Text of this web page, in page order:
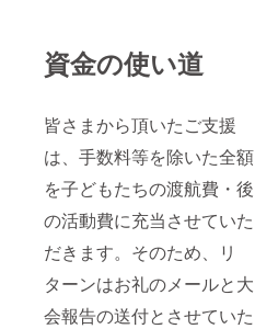
資金の使い道
皆さまから頂いたご支援
は、手数料等を除いた全額
を子どもたちの渡航費・後
の活動費に充当させていた
だきます。そのため、リ
ターンはお礼のメールと大
会報告の送付とさせていた